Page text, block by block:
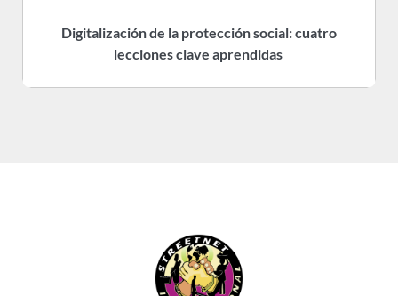
Digitalización de la protección social: cuatro
lecciones clave aprendidas